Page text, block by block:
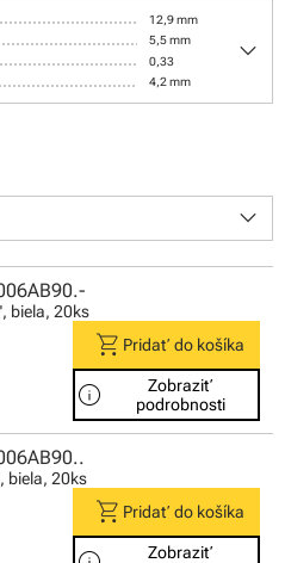
12,9 mm
5,5 mm
0,33
4,2 mm
keyboard_arrow_down
keyboard_arrow_down
biela, 20ks
shopping_cart Pridať do košíka
info
Zobraziť
podrobnosti
biela, 20ks
shopping_cart Pridať do košíka
Zobraziť